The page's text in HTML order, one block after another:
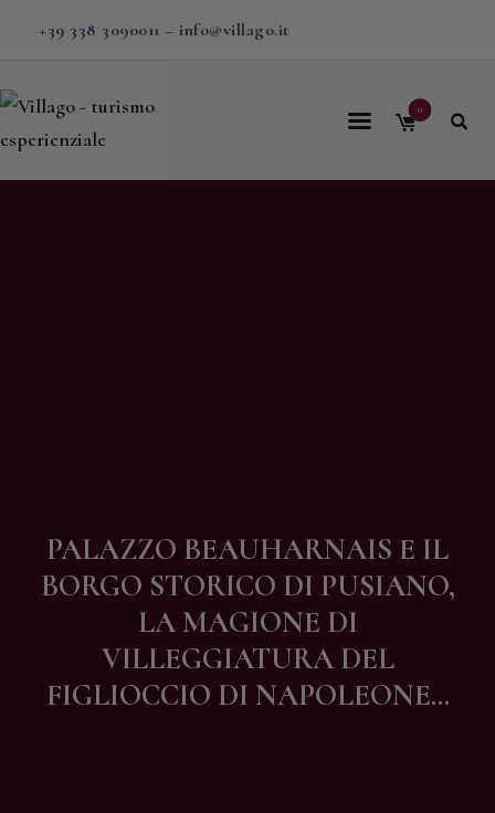
+39 338 3090011 – info@villago.it
0
PALAZZO BEAUHARNAIS E IL
BORGO STORICO DI PUSIANO,
LA MAGIONE DI
VILLEGGIATURA DEL
FIGLIOCCIO DI NAPOLEONE…
Home